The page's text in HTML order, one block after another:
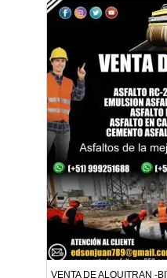
VENTA DE ALQUITRAN -